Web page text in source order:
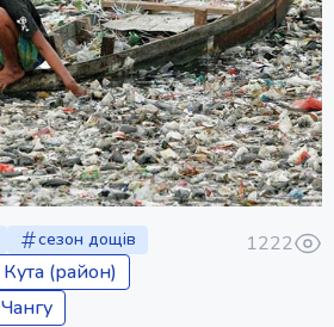
сезон дощів
Кута (район)
Чангу
1222